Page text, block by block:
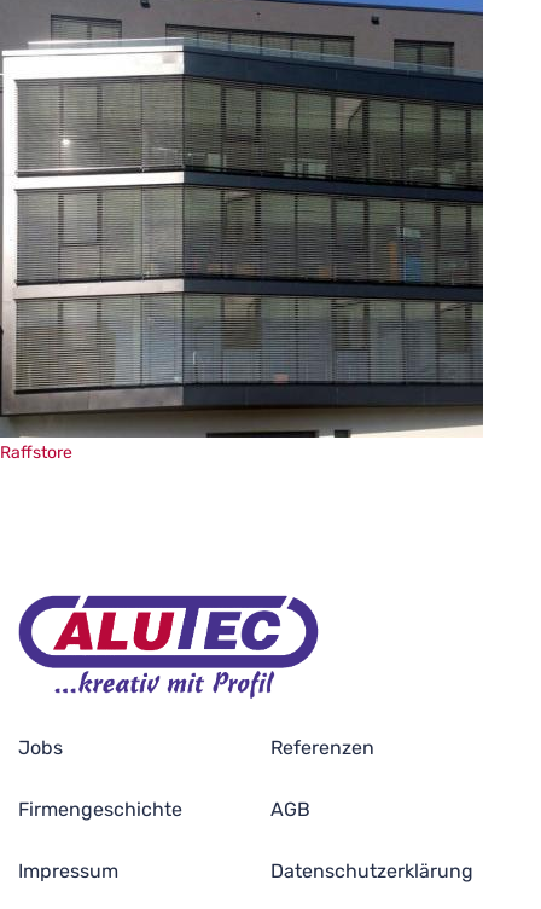
Raffstore
Jobs Referenzen
Firmengeschichte AGB
Impressum Datenschutzerklärung